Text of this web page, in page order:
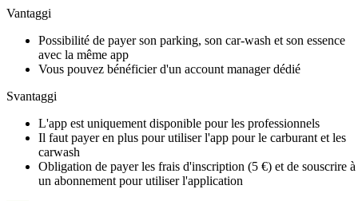
Vantaggi
Possibilité de payer son parking, son car-wash et son essence
avec la même app
Vous pouvez bénéficier d'un account manager dédié
Svantaggi
L'app est uniquement disponible pour les professionnels
Il faut payer en plus pour utiliser l'app pour le carburant et les
carwash
Obligation de payer les frais d'inscription (5 €) et de souscrire à
un abonnement pour utiliser l'application